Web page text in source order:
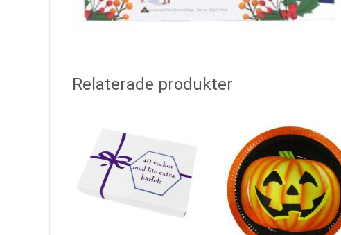
Relaterade produkter